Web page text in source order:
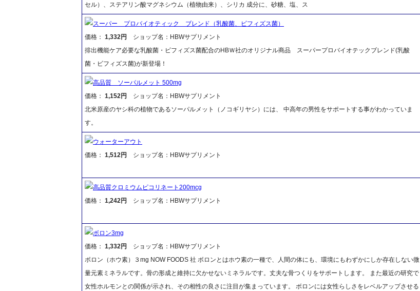
セル）、ステアリン酸マグネシウム（植物由来）、シリカ 成分に、砂糖、塩、ス
スーパー プロバイオティック ブレンド（乳酸菌、ビフィズス菌）
価格： 1,332円
ショップ名：HBWサプリメント
排出機能ケア必要な乳酸菌・ビフィズス菌配合のHBＷ社のオリジナル商品 スーパープロバイオテックブレンド(乳酸
菌・ビフィズス菌)が新登場！
高品質 ソーパルメット 500mg
価格： 1,152円
ショップ名：HBWサプリメント
北米原産のヤシ科の植物であるソーパルメット（ノコギリヤシ）には、 中高年の男性をサポートする事がわかっていま
す。
ウォーターアウト
価格： 1,512円 ショップ名：HBWサプリメント
高品質クロミウムピコリネート200mcg
価格： 1,242円 ショップ名：HBWサプリメント
ボロン3mg
価格： 1,332円
ショップ名：HBWサプリメント
ボロン（ホウ素）３mg NOW FOODS 社 ボロンとはホウ素の一種で、人間の体にも、環境にもわずかにしか存在しない微
量元素ミネラルです。骨の形成と維持に欠かせないミネラルです。丈夫な骨つくりをサポートします。 また最近の研究で
女性ホルモンとの関係が示され、その相性の良さに注目が集まっています。 ボロンには女性らしさをレベルアップさせる